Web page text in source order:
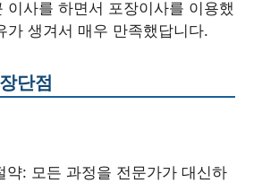
이사를 하면서 포장이사를 이용했
가 생겨서 매우 만족했답니다.
단점
약: 모든 과정을 전문가가 대신하